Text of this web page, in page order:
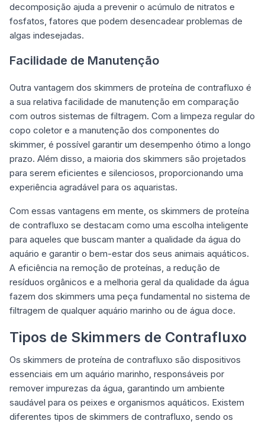
decomposição ajuda a prevenir o acúmulo de nitratos e
fosfatos, fatores que podem desencadear problemas de
algas indesejadas.
Facilidade de Manutenção
Outra vantagem dos skimmers de proteína de contrafluxo é
a sua relativa facilidade de manutenção em comparação
com outros sistemas de filtragem. Com a limpeza regular do
copo coletor e a manutenção dos componentes do
skimmer, é possível garantir um desempenho ótimo a longo
prazo. Além disso, a maioria dos skimmers são projetados
para serem eficientes e silenciosos, proporcionando uma
experiência agradável para os aquaristas.
Com essas vantagens em mente, os skimmers de proteína
de contrafluxo se destacam como uma escolha inteligente
para aqueles que buscam manter a qualidade da água do
aquário e garantir o bem-estar dos seus animais aquáticos.
A eficiência na remoção de proteínas, a redução de
resíduos orgânicos e a melhoria geral da qualidade da água
fazem dos skimmers uma peça fundamental no sistema de
filtragem de qualquer aquário marinho ou de água doce.
Tipos de Skimmers de Contrafluxo
Os skimmers de proteína de contrafluxo são dispositivos
essenciais em um aquário marinho, responsáveis por
remover impurezas da água, garantindo um ambiente
saudável para os peixes e organismos aquáticos. Existem
diferentes tipos de skimmers de contrafluxo, sendo os